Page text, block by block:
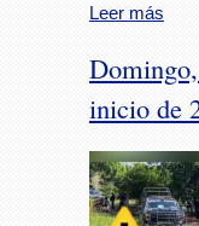
Leer más
inicio de